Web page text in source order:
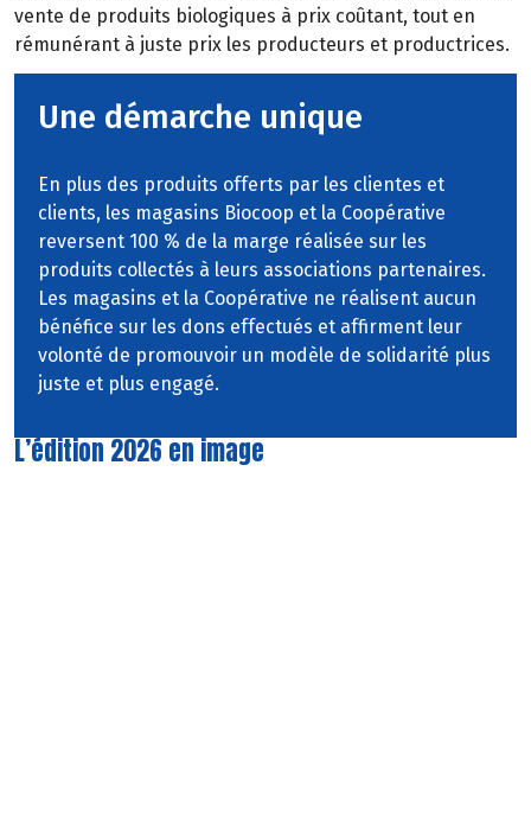
vente de produits biologiques à prix coûtant, tout en
rémunérant à juste prix les producteurs et productrices.
Une démarche unique
En plus des produits offerts par les clientes et
clients, les magasins Biocoop et la Coopérative
reversent 100 % de la marge réalisée sur les
produits collectés à leurs associations partenaires.
Les magasins et la Coopérative ne réalisent aucun
bénéfice sur les dons effectués et affirment leur
volonté de promouvoir un modèle de solidarité plus
juste et plus engagé.
L’édition 2026 en image